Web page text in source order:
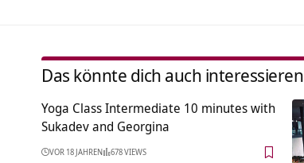
Das könnte dich auch interessieren
Yoga Class Intermediate 10 minutes with
Sukadev and Georgina
VOR 18 JAHREN 678 VIEWS